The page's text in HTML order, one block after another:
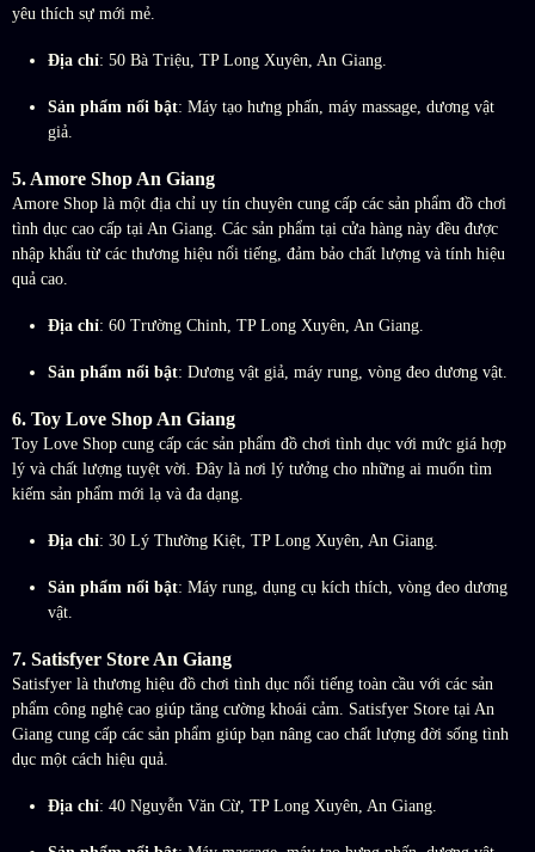
yêu thích sự mới mẻ.
Địa chỉ: 50 Bà Triệu, TP Long Xuyên, An Giang.
Sản phẩm nổi bật: Máy tạo hưng phấn, máy massage, dương vật
giả.
5.Amore Shop An Giang
Amore Shop là một địa chỉ uy tín chuyên cung cấp các sản phẩm đồ chơi
tình dục cao cấp tại An Giang. Các sản phẩm tại cửa hàng này đều được
nhập khẩu từ các thương hiệu nổi tiếng, đảm bảo chất lượng và tính hiệu
quả cao.
Địa chỉ: 60 Trường Chinh, TP Long Xuyên, An Giang.
Sản phẩm nổi bật: Dương vật giả, máy rung, vòng đeo dương vật.
6. Toy Love Shop An Giang
Toy Love Shop cung cấp các sản phẩm đồ chơi tình dục với mức giá hợp
lý và chất lượng tuyệt vời. Đây là nơi lý tưởng cho những ai muốn tìm
kiếm sản phẩm mới lạ và đa dạng.
Địa chỉ: 30 Lý Thường Kiệt, TP Long Xuyên, An Giang.
Sản phẩm nổi bật: Máy rung, dụng cụ kích thích, vòng đeo dương
vật.
7. Satisfyer Store An Giang
Satisfyer là thương hiệu đồ chơi tình dục nổi tiếng toàn cầu với các sản
phẩm công nghệ cao giúp tăng cường khoái cảm. Satisfyer Store tại An
Giang cung cấp các sản phẩm giúp bạn nâng cao chất lượng đời sống tình
dục một cách hiệu quả.
Địa chỉ: 40 Nguyễn Văn Cừ, TP Long Xuyên, An Giang.